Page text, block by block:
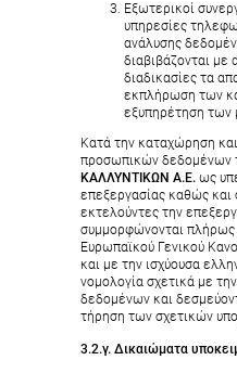
Εξωτερικοί
υπηρεσίες
ανάλυσης
διαβιβάζονται με
διαδικασίες τα
εκπλήρωση των
εξυπηρέτηση των
Κατά την καταχώρηση
προσωπικών δεδομένων
ΚΑΛΛΥΝΤΙΚΩΝ Α.Ε. ως
επεξεργασίας καθώς
εκτελούντες την
συμμορφώνονται πλήρως
Ευρωπαϊκού Γενικού
και με την ισχύουσα
νομολογία σχετικά με
δεδομένων και
τήρηση των σχετικών
3.2.γ. Δικαιώματα